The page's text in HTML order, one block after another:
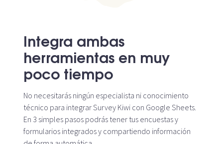
Integra ambas
herramientas en muy
poco tiempo
No necesitarás ningún especialista ni conocimiento
técnico para integrar Survey Kiwi con Google Sheets.
En 3 simples pasos podrás tener tus encuestas y
formularios integrados y compartiendo información